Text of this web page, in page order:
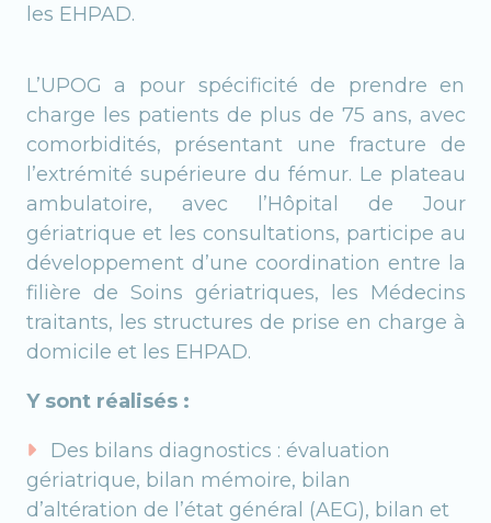
les EHPAD.
L’UPOG a pour spécificité de prendre en
charge les patients de plus de 75 ans, avec
comorbidités, présentant une fracture de
l’extrémité supérieure du fémur. Le plateau
ambulatoire, avec l’Hôpital de Jour
gériatrique et les consultations, participe au
développement d’une coordination entre la
filière de Soins gériatriques, les Médecins
traitants, les structures de prise en charge à
domicile et les EHPAD.
Y sont réalisés :
Des bilans diagnostics : évaluation
gériatrique, bilan mémoire, bilan
d’altération de l’état général (AEG), bilan et